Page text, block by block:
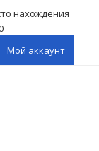
нахождения
Мой аккаунт